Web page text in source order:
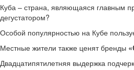
Куба – страна, являющаяся главным
дегустатором?
Особой популярностью на Кубе
Местные жители также ценят бренды
Двадцатипятилетняя выдержка